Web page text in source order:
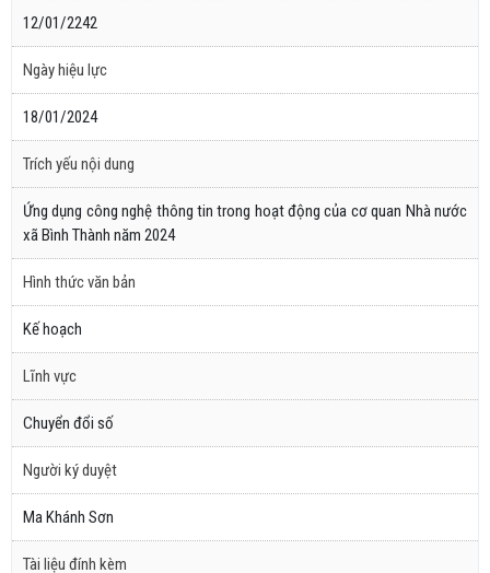
12/01/2242
Ngày hiệu lực
18/01/2024
Trích yếu nội dung
Ứng dụng công nghệ thông tin trong hoạt động của cơ quan Nhà nước
xã Bình Thành năm 2024
Hình thức văn bản
Kế hoạch
Lĩnh vực
Chuyển đổi số
Người ký duyệt
Ma Khánh Sơn
Tài liệu đính kèm